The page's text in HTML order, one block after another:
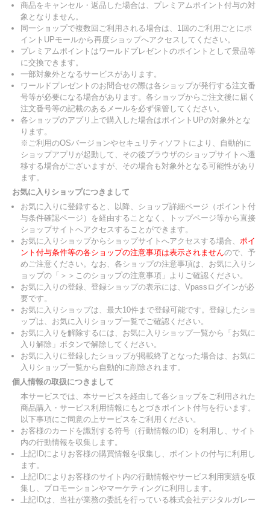
商品をキャンセル・返品した場合は、プレミアムポイント付与の対
象となりません。
同一ショップで複数回ご利用される場合は、1回のご利用ごとにポ
イントUPモールから再度ショップへアクセスしてください。
プレミアムポイントはワールドプレゼントのポイントとして景品等
に交換できます。
一部対象外となるサービスがあります。
ワールドプレゼントのお問合せの際は各ショップが発行する注文番
号等が必要になる場合があります。各ショップからご注文後に届く
注文番号等の記載のあるメールを必ず保管してください。
各ショップのアプリ上で購入した場合はポイントUPの対象外とな
ります。
※ご利用のOSバージョンやセキュリティソフトにより、自動的に
ショップアプリが起動して、その後ブラウザのショップサイトへ遷
移する場合がございますが、その場合も対象外となる可能性があり
ます。
お気に入りショップにつきまして
お気に入りに登録すると、以降、ショップ詳細ページ（ポイント付
与条件確認ページ）を経由することなく、トップページ等から直接
ショップサイトへアクセスすることができます。
お気に入りショップからショップサイトへアクセスする場合、 ポイ
ント付与条件等の各ショップの注意事項は表示されませんので、予
めご注意ください。なお、各ショップの注意事項は、お気に入りシ
ョップの「＞＞このショップの注意事項」よりご確認ください。
お気に入りの登録、登録ショップの表示には、Vpassログインが必
要です。
お気に入りショップは、最大10件まで登録可能です。登録したショ
ップは、お気に入りショップ一覧でご確認ください。
お気に入りを解除するには、お気に入りショップ一覧から「お気に
入り解除」ボタンで解除してください。
お気に入りに登録したショップが掲載終了となった場合は、お気に
入りショップ一覧から自動的に削除されます。
個人情報の取扱につきまして
本サービスでは、本サービスを経由して各ショップをご利用された
商品購入・サービス利用情報にもとづきポイント付与を行います。
以下事項にご同意の上サービスをご利用ください。
お客様のカードを識別する符号（行動情報のID）を利用し、サイト
内の行動情報を収集します。
上記IDによりお客様の購買情報を収集し、ポイントの付与に利用し
ます。
上記IDによりお客様のサイト内の行動情報やサービス利用実績を収
集し、プロモーションやマーケティングに利用します。
上記IDは、当社が業務の委託を行っている株式会社デジタルガレー